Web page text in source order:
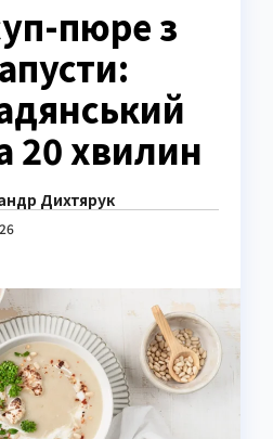
пюре з
20 хвилин
Дихтярук